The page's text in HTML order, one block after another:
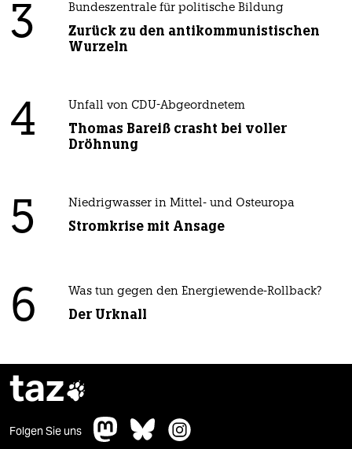
3 Bundeszentrale für politische Bildung
Zurück zu den antikommunistischen
Wurzeln
4 Unfall von CDU-Abgeordnetem
Thomas Bareiß crasht bei voller
Dröhnung
5 Niedrigwasser in Mittel- und Osteuropa
Stromkrise mit Ansage
6 Was tun gegen den Energiewende-Rollback?
Der Urknall
taz
Folgen Sie uns